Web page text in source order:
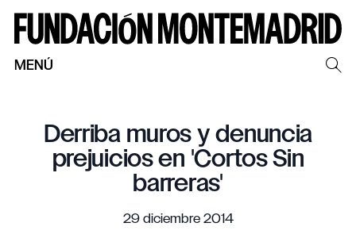
MENÚ
Derriba muros y denuncia
prejuicios en 'Cortos Sin
barreras'
29 diciembre 2014